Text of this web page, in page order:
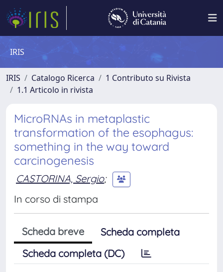
IRIS
IRIS Catalogo Ricerca
1 Contributo su Rivista
1.1 Articolo in rivista
MicroRNAs in metaplastic
transformation of the esophagus:
something in the way toward
carcinogenesis
CASTORINA, Sergio;
In corso di stampa
Scheda breve
Scheda completa
Scheda completa (DC)